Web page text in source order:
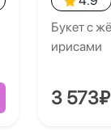
Букет с
ирисами
3 573₽